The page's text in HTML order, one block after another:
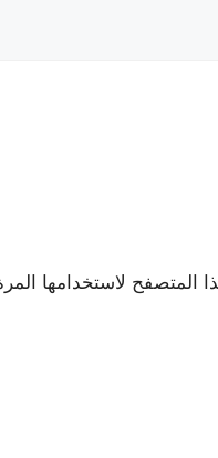
المتصفح لاستخدامها